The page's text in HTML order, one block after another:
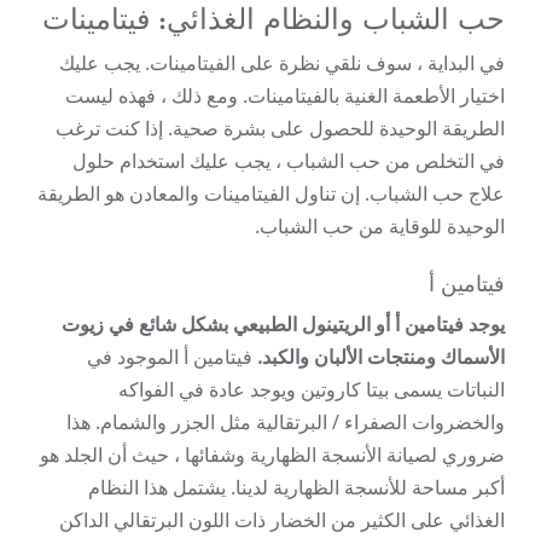
حب الشباب والنظام الغذائي: فيتامينات
في البداية ، سوف نلقي نظرة على الفيتامينات. يجب عليك
اختيار الأطعمة الغنية بالفيتامينات. ومع ذلك ، فهذه ليست
الطريقة الوحيدة للحصول على بشرة صحية. إذا كنت ترغب
في التخلص من حب الشباب ، يجب عليك استخدام حلول
علاج حب الشباب. إن تناول الفيتامينات والمعادن هو الطريقة
الوحيدة للوقاية من حب الشباب.
فيتامين أ
يوجد فيتامين أ أو الريتينول الطبيعي بشكل شائع في زيوت
الأسماك ومنتجات الألبان والكبد. فيتامين أ الموجود في
النباتات يسمى بيتا كاروتين ويوجد عادة في الفواكه
والخضروات الصفراء / البرتقالية مثل الجزر والشمام. هذا
ضروري لصيانة الأنسجة الظهارية وشفائها ، حيث أن الجلد هو
أكبر مساحة للأنسجة الظهارية لدينا. يشتمل هذا النظام
الغذائي على الكثير من الخضار ذات اللون البرتقالي الداكن